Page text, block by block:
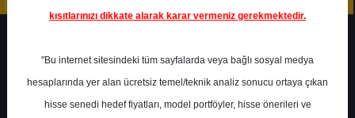
kısıtlarınızı dikkate alarak karar vermeniz gerekmektedir.
"Bu internet sitesindeki tüm sayfalarda veya bağlı sosyal medya
hesaplarında yer alan ücretsiz temel/teknik analiz sonucu ortaya çıkan
hisse senedi hedef fiyatları, model portföyler, hisse önerileri ve